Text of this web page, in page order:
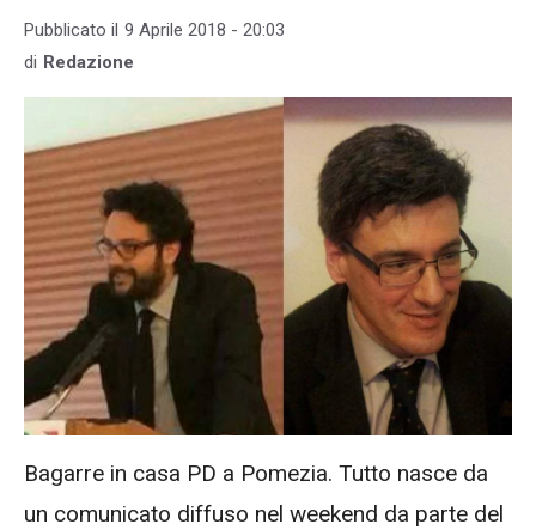
Pubblicato il 9 Aprile 2018 - 20:03
di Redazione
Bagarre in casa PD a Pomezia. Tutto nasce da
un comunicato diffuso nel weekend da parte del